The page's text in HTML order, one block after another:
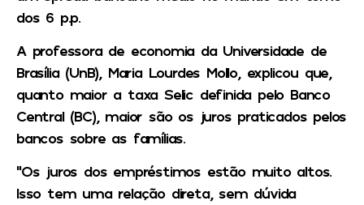
dos 6 p.p.
A professora de economia da Universidade de
Brasília (UnB), Maria Lourdes Mollo, explicou que,
quanto maior a taxa Selic definida pelo Banco
Central (BC), maior são os juros praticados pelos
bancos sobre as famílias.
“Os juros dos empréstimos estão muito altos.
Isso tem uma relação direta, sem dúvida